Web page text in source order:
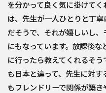
を分かって良く気に掛けて
は、先生が一人ひとりと丁
だそうで、それが嬉しいし
にもなっています。放課後
に行ったら教えてくれるそ
も日本と違って、先生に対
もフレンドリーで関係が築